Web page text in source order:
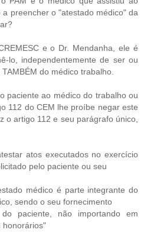
preencher o "atestado médico" da
e o Dr. Mendanha, ele é
lo, independentemente de ser ou
do médico trabalho.
paciente ao médico do trabalho ou
112 do CEM lhe proíbe negar este
o artigo 112 e seu parágrafo único,
atos executados no exercício
pelo paciente ou seu
médico é parte integrante do
sendo o seu fornecimento
do paciente, não importando em
honorários"